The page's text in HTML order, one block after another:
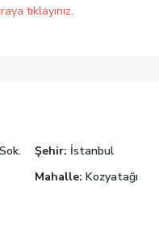
tıklayınız.
Şehir: İstanbul
Mahalle: Kozyatağı